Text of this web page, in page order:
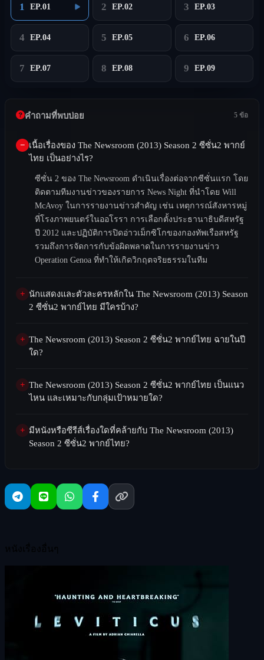
1 EP.01 2 EP.02 3 EP.03
4 EP.04 5 EP.05 6 EP.06
7 EP.07 8 EP.08 9 EP.09
คำถามที่พบบ่อย 5 ข้อ
เนื้อเรื่องของ The Newsroom (2013) Season 2 ซีซั่น2 พากย์
ไทย เป็นอย่างไร?
ซีซั่น 2 ของ The Newsroom ดำเนินเรื่องต่อจากซีซั่นแรก โดย
ติดตามทีมงานข่าวของรายการ News Night ที่นำโดย Will
McAvoy ในการรายงานข่าวสำคัญ เช่น เหตุการณ์สังหารหมู่
ที่โรงภาพยนตร์ในออโรรา การเลือกตั้งประธานาธิบดีสหรัฐ
ปี 2012 และปฏิบัติการปิดอ่าวเม็กซิโกของกองทัพเรือสหรัฐ
รวมถึงการจัดการกับข้อผิดพลาดในการรายงานข่าว
Operation Genoa ที่ทำให้เกิดวิกฤตจริยธรรมในทีม
นักแสดงและตัวละครหลักใน The Newsroom (2013) Season
2 ซีซั่น2 พากย์ไทย มีใครบ้าง?
The Newsroom (2013) Season 2 ซีซั่น2 พากย์ไทย ฉายในปี
ใด?
The Newsroom (2013) Season 2 ซีซั่น2 พากย์ไทย เป็นแนว
ไหน และเหมาะกับกลุ่มเป้าหมายใด?
มีหนังหรือซีรีส์เรื่องใดที่คล้ายกับ The Newsroom (2013)
Season 2 ซีซั่น2 พากย์ไทย?